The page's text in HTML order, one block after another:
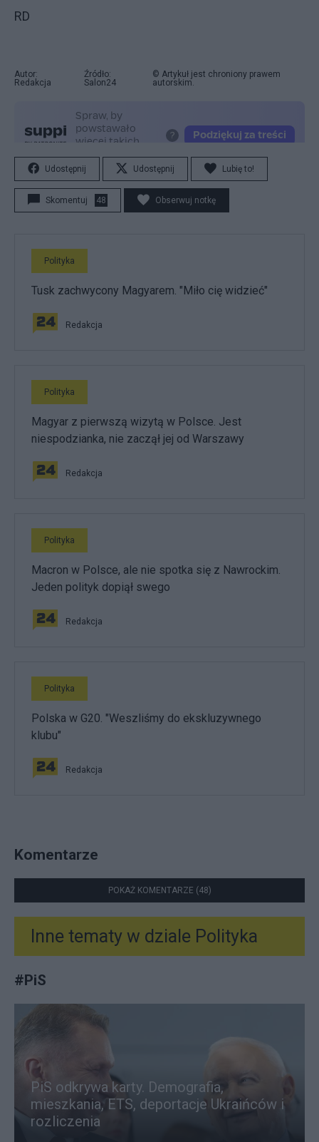
RD
Autor:
Redakcja
Źródło:
Salon24
© Artykuł jest chroniony prawem
autorskim.
Udostępnij Udostępnij Lubię to!
Skomentuj 48 Obserwuj notkę
Polityka
Tusk zachwycony Magyarem. "Miło cię widzieć"
Redakcja
Polityka
Magyar z pierwszą wizytą w Polsce. Jest
niespodzianka, nie zaczął jej od Warszawy
Redakcja
Polityka
Macron w Polsce, ale nie spotka się z Nawrockim.
Jeden polityk dopiął swego
Redakcja
Polityka
Polska w G20. "Weszliśmy do ekskluzywnego
klubu"
Redakcja
Komentarze
POKAŻ KOMENTARZE (48)
Inne tematy w dziale Polityka
#PiS
PiS odkrywa karty. Demografia,
mieszkania, ETS, deportacje Ukraińców i
rozliczenia